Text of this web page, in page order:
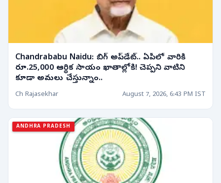
Chandrababu Naidu: బిగ్ అప్‌డేట్.. ఏపీలో వారికి
రూ.25,000 ఆర్థిక సాయం ఖాతాల్లోకి! చెప్పని వాటిని
కూడా అమలు చేస్తున్నాం..
Ch Rajasekhar August 7, 2026, 6:43 PM IST
ANDHRA PRADESH